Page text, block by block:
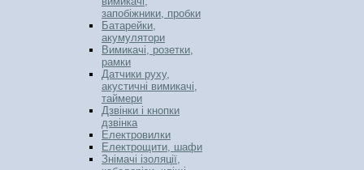
запобіжники, пробки
Батарейки,
акумулятори
Вимикачі, розетки,
рамки
Датчики руху,
акустичні вимикачі,
таймери
Дзвінки і кнопки
дзвінка
Електровилки
Електрощити, шафи
Знімачі ізоляції,